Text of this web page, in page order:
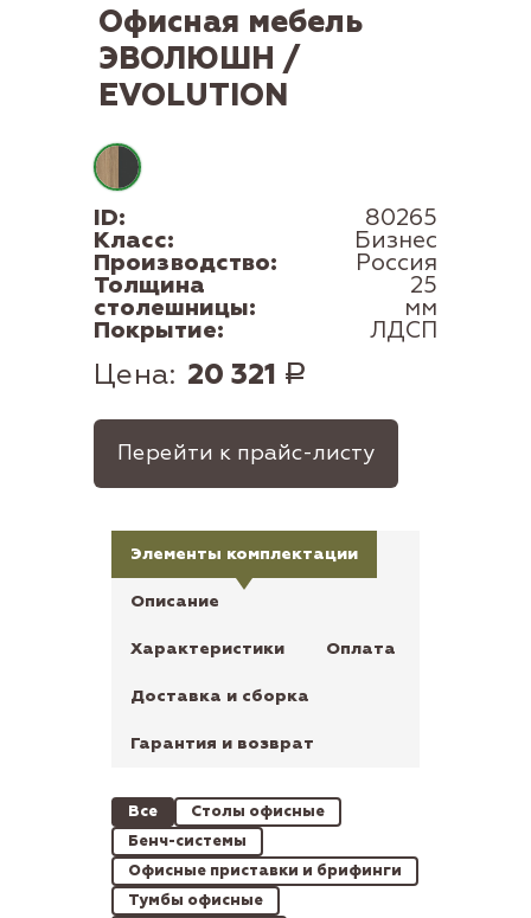
Офисная мебель
ЭВОЛЮШН /
EVOLUTION
ID: 80265
Класс: Бизнес
Производство: Россия
Толщина
столешницы:
25
мм
Покрытие: ЛДСП
Цена: 20 321 Р
Перейти к прайс-листу
Элементы комплектации
Описание
Характеристики Оплата
Доставка и сборка
Гарантия и возврат
Все
Столы офисные
Бенч-системы
Офисные приставки и брифинги
Тумбы офисные